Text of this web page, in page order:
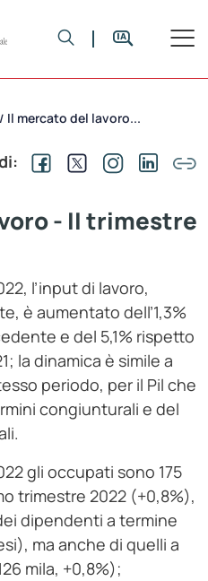
/ Il mercato del lavoro...
- II trimestre
l’input di lavoro,
è aumentato dell’1,3%
e del 5,1% rispetto
la dinamica è simile a
periodo, per il Pil che
congiunturali e del
gli occupati sono 175
trimestre 2022 (+0,8%),
dipendenti a termine
ma anche di quelli a
mila, +0,8%);